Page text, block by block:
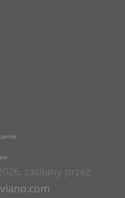
zasilany przez